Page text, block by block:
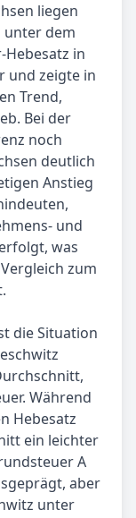
liegen
unter dem
in
und zeigte in
Trend,
Bei der
noch
deutlich
Anstieg
und
was
zum
die Situation
Während
Hebesatz
ein leichter
A
aber
unter